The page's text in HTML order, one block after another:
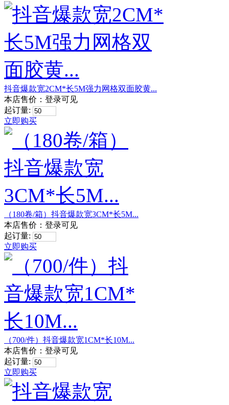
抖音爆款宽2CM*长5M强力网格双面胶黄...
本店售价： 登录可见
起订量:
立即购买
（180卷/箱）抖音爆款宽3CM*长5M...
本店售价： 登录可见
起订量:
立即购买
（700/件）抖音爆款宽1CM*长10M...
本店售价： 登录可见
起订量:
立即购买